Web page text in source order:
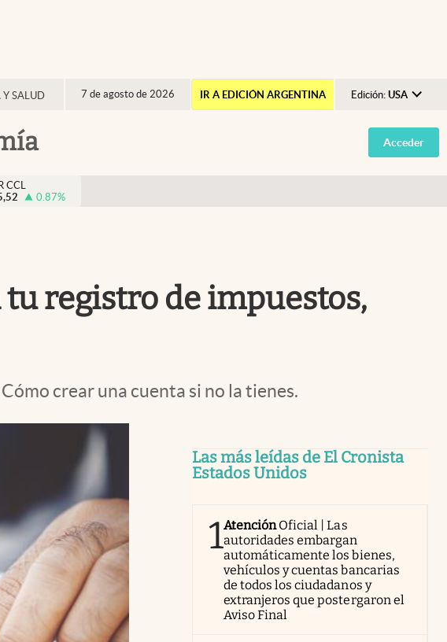
SALUD 7 de agosto de 2026 IR A EDICIÓN ARGENTINA Edición: USA
Argentina
España
Acceder
CCL
0.87%
tu registro de impuestos,
crear una cuenta si no la tienes.
Las más leídas de El Cronista
Estados Unidos
1AtenciónOficial | Las
autoridades embargan
automáticamente los bienes,
vehículos y cuentas bancarias
de todos los ciudadanos y
extranjeros que postergaron el
Aviso Final